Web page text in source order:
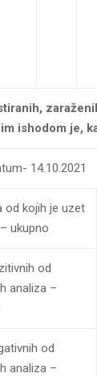
ishodom je,
14.10.2021
od kojih je uzet
ukupno
od
analiza –
od
analiza –